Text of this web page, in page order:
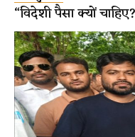
“विदेशी पैसा क्यों